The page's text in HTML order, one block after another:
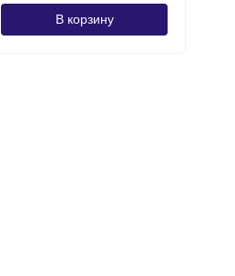
В корзину